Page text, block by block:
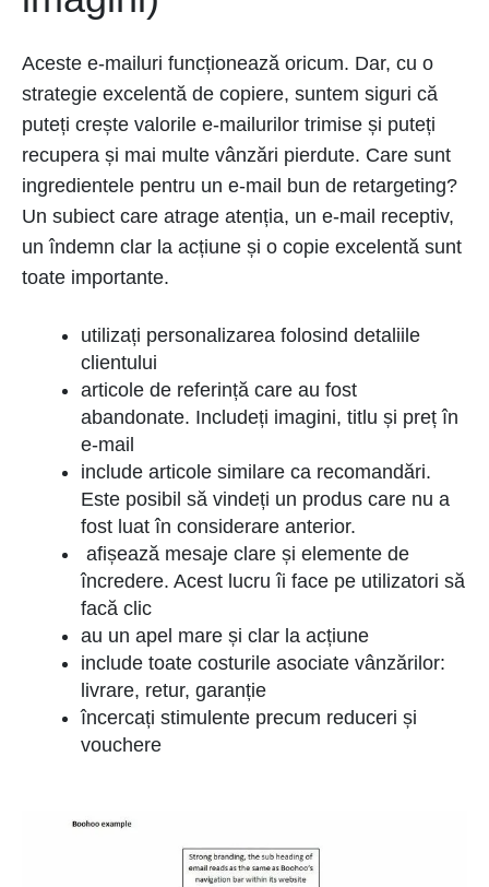
Aceste e-mailuri funcționează oricum. Dar, cu o
strategie excelentă de copiere, suntem siguri că
puteți crește valorile e-mailurilor trimise și puteți
recupera și mai multe vânzări pierdute. Care sunt
ingredientele pentru un e-mail bun de retargeting?
Un subiect care atrage atenția, un e-mail receptiv,
un îndemn clar la acțiune și o copie excelentă sunt
toate importante.
utilizați personalizarea folosind detaliile
clientului
articole de referință care au fost
abandonate. Includeți imagini, titlu și preț în
e-mail
include articole similare ca recomandări.
Este posibil să vindeți un produs care nu a
fost luat în considerare anterior.
afișează mesaje clare și elemente de
încredere. Acest lucru îi face pe utilizatori să
facă clic
au un apel mare și clar la acțiune
include toate costurile asociate vânzărilor:
livrare, retur, garanție
încercați stimulente precum reduceri și
vouchere